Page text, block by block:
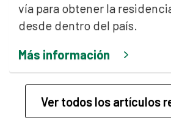
vía para obtener la
desde dentro del país.
Más información
Ver todos los artículos